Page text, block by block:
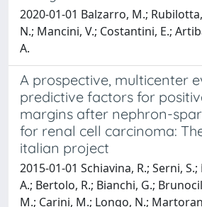
2020-01-01 Balzarro, M.;
N.; Mancini, V.; Costantini, E.;
A.
A prospective, multicenter
predictive factors for
margins after nephron-
for renal cell carcinoma:
italian project
2015-01-01 Schiavina, R.; Serni,
A.; Bertolo, R.; Bianchi, G.;
M.; Carini, M.; Longo, N.;